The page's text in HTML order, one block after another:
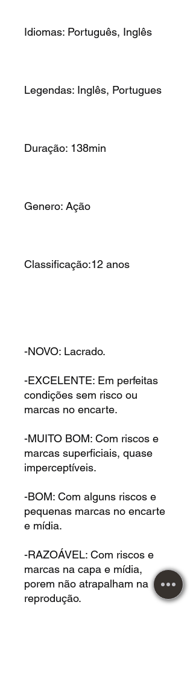
Idiomas: Português, Inglês
Legendas: Inglês, Portugues
Duração: 138min
Genero: Ação
Classificação:12 anos
-NOVO: Lacrado.
-EXCELENTE: Em perfeitas
condições sem risco ou
marcas no encarte.
-MUITO BOM: Com riscos e
marcas superficiais, quase
imperceptíveis.
-BOM: Com alguns riscos e
pequenas marcas no encarte
e mídia.
-RAZOÁVEL: Com riscos e
marcas na capa e mídia,
porem não atrapalham na
reprodução.